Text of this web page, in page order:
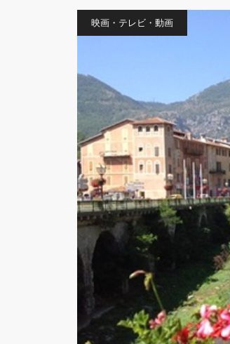
映画・テレビ・動画